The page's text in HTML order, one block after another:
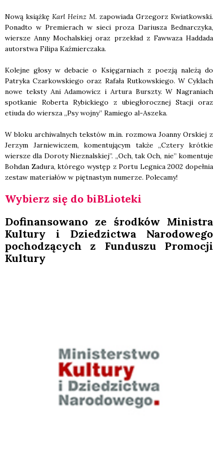
Nową książ­kę Karl Heinz M. zapo­wia­da Grze­gorz Kwiat­kow­ski.
Ponad­to w Pre­mie­rach w sie­ci pro­za Dariu­sza Bed­nar­czy­ka,
wier­sze Anny Mochal­skiej oraz prze­kład z Faw­wa­za Had­da­da
autor­stwa Fili­pa Kaź­mier­cza­ka.
Kolej­ne gło­sy w deba­cie o Księ­gar­niach z poezją nale­żą do
Patry­ka Czar­kow­skie­go oraz Rafa­ła Rut­kow­skie­go. W Cyklach
nowe tek­sty Ani Ada­mo­wicz i Artu­ra Bursz­ty. W Nagra­niach
spo­tka­nie Rober­ta Rybic­kie­go z ubie­gło­rocz­nej Sta­cji oraz
etiu­da do wier­sza „Psy woj­ny” Ramie­go al-Asze­ka.
W blo­ku archi­wal­nych tek­stów m.in. roz­mo­wa Joan­ny Orskiej z
Jerzym Jar­nie­wi­czem, komen­tu­ją­cym tak­że „Czte­ry krót­kie
wier­sze dla Doro­ty Nie­znal­skiej”. „Och, tak Och, nie” komen­tu­je
Boh­dan Zadu­ra, któ­re­go występ z Por­tu Legni­ca 2002 dopeł­nia
zestaw mate­ria­łów w pięt­na­stym nume­rze. Pole­ca­my!
Wybierz się do biBLio­te­ki
Dofi­nan­so­wa­no ze środ­ków Mini­stra
Kul­tu­ry i Dzie­dzic­twa Naro­do­we­go
pocho­dzą­cych z Fun­du­szu Pro­mo­cji
Kul­tu­ry